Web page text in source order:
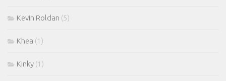
Kevin Roldan (5)
Khea (1)
Kinky (1)